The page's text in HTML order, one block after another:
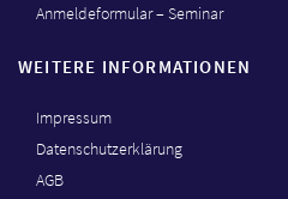
Anmeldeformular – Seminar
WEITERE INFORMATIONEN
Impressum
Datenschutzerklärung
AGB